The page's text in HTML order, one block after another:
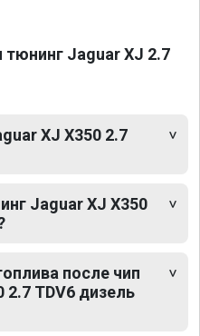
Jaguar XJ 2.7
XJ X350 2.7
Jaguar XJ X350
после чип
2.7 TDV6 дизель